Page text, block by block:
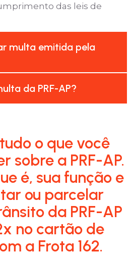
das leis de
multa emitida pela
da PRF-AP?
o que você
sobre a PRF-AP.
é, sua função e
ou parcelar
da PRF-AP
no cartão de
a Frota 162.